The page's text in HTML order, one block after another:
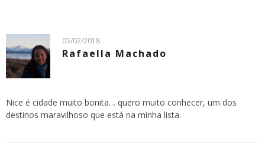
05/02/2018
Rafaella Machado
Nice é cidade muito bonita… quero muito conhecer, um dos
destinos maravilhoso que está na minha lista.